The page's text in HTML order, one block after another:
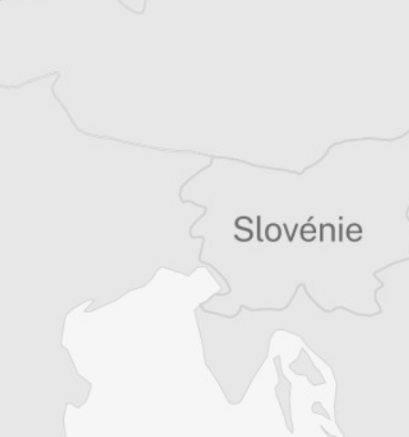
Vous avez déjà un compte ? Se connecter
Jean-Arnault Dérens
Correspondance